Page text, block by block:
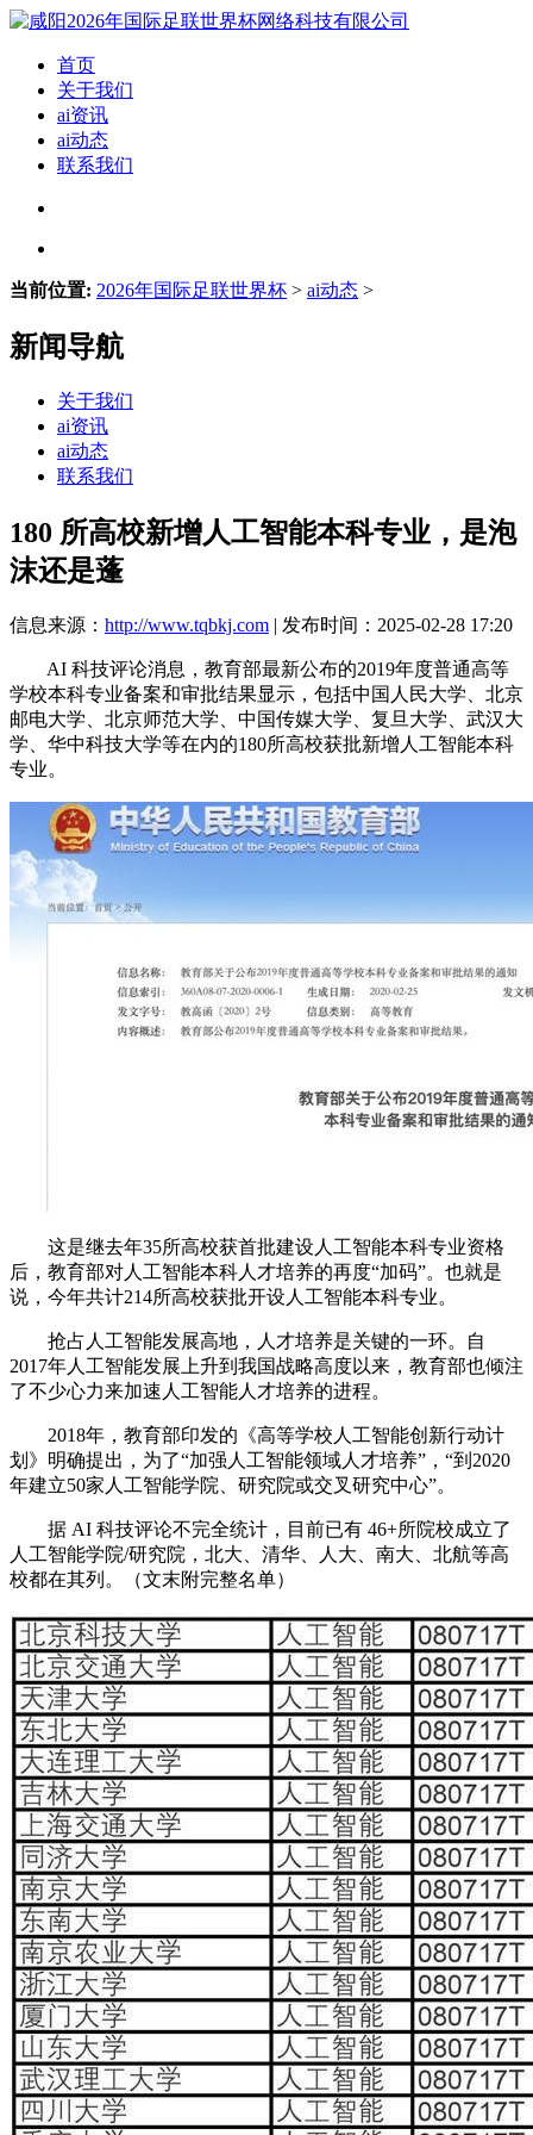
首页
关于我们
ai资讯
ai动态
联系我们
当前位置: 2026年国际足联世界杯 > ai动态 >
新闻导航
关于我们
ai资讯
ai动态
联系我们
180 所高校新增人工智能本科专业，是泡
沫还是蓬
信息来源： http://www.tqbkj.com | 发布时间：2025-02-28 17:20
AI 科技评论消息，教育部最新公布的2019年度普通高等
学校本科专业备案和审批结果显示，包括中国人民大学、北京
邮电大学、北京师范大学、中国传媒大学、复旦大学、武汉大
学、华中科技大学等在内的180所高校获批新增人工智能本科
专业。
这是继去年35所高校获首批建设人工智能本科专业资格
后，教育部对人工智能本科人才培养的再度“加码”。也就是
说，今年共计214所高校获批开设人工智能本科专业。
抢占人工智能发展高地，人才培养是关键的一环。自
2017年人工智能发展上升到我国战略高度以来，教育部也倾注
了不少心力来加速人工智能人才培养的进程。
2018年，教育部印发的《高等学校人工智能创新行动计
划》明确提出，为了“加强人工智能领域人才培养”，“到2020
年建立50家人工智能学院、研究院或交叉研究中心”。
据 AI 科技评论不完全统计，目前已有 46+所院校成立了
人工智能学院/研究院，北大、清华、人大、南大、北航等高
校都在其列。（文末附完整名单）